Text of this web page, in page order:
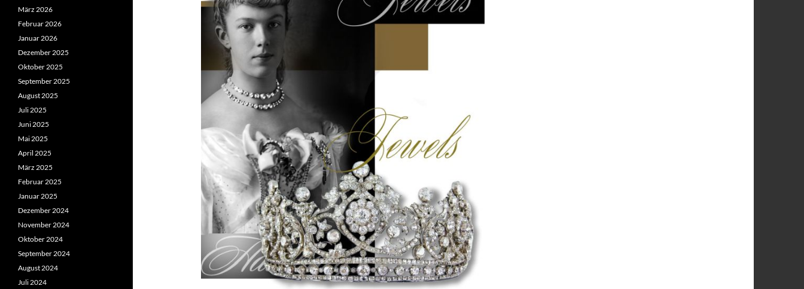
März 2026
Februar 2026
Januar 2026
Dezember 2025
Oktober 2025
September 2025
August 2025
Juli 2025
Juni 2025
Mai 2025
April 2025
März 2025
Februar 2025
Januar 2025
Dezember 2024
November 2024
Oktober 2024
September 2024
August 2024
Juli 2024